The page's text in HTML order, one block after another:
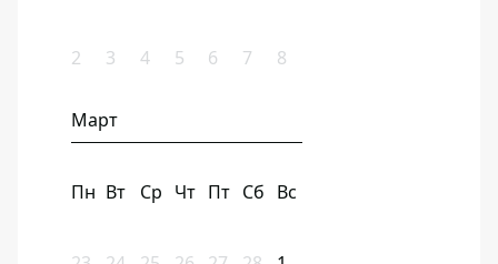
2 3 4 5 6 7 8
Март
Пн Вт Ср Чт Пт Сб Вс